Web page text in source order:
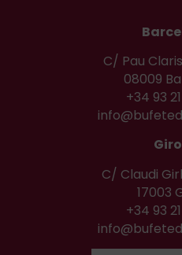
C/ Pau
08009
+34 93
C/ Claudi
17003
+34 93